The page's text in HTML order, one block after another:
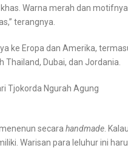
Warna merah dan motifnya
terangnya.
ke Eropa dan Amerika,
Dubai, dan Jordania.
Tjokorda Ngurah Agung
secara handmade .
Warisan para leluhur ini